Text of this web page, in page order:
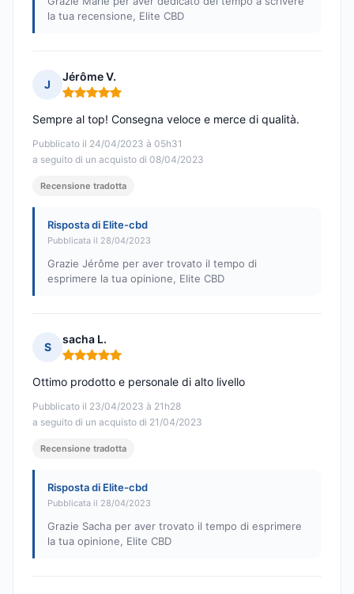
la tua recensione, Elite CBD
J
Jérôme V.
Nota: 5 su 5
Pubblicato il 24/04/2023 à 05h31
a seguito di un acquisto di 08/04/2023
Sempre al top! Consegna veloce e merce di qualità.
Recensione tradotta
Risposta di Elite-cbd
Pubblicata il 28/04/2023
Grazie Jérôme per aver trovato il tempo di
esprimere la tua opinione, Elite CBD
S
sacha L.
Nota: 5 su 5
Pubblicato il 23/04/2023 à 21h28
a seguito di un acquisto di 21/04/2023
Ottimo prodotto e personale di alto livello
Recensione tradotta
Risposta di Elite-cbd
Pubblicata il 28/04/2023
Grazie Sacha per aver trovato il tempo di esprimere
la tua opinione, Elite CBD